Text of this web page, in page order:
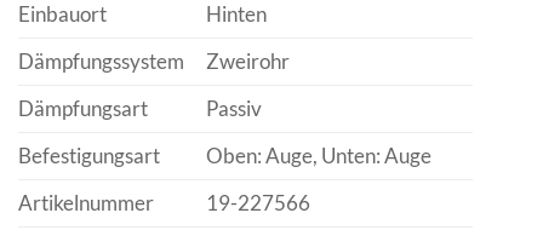
Einbauort
Hinten
Dämpfungssystem
Zweirohr
Dämpfungsart
Passiv
Befestigungsart
Oben: Auge, Unten: Auge
Artikelnummer
19-227566